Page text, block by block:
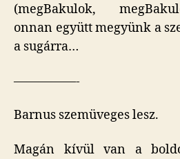
(megBakulok,
onnan együtt megyünk a
a sugárra…
—————-
Barnus szemüveges lesz.
Magán kívül van a